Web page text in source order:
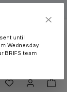
You have 0
until
Wednesday
BRIFS team